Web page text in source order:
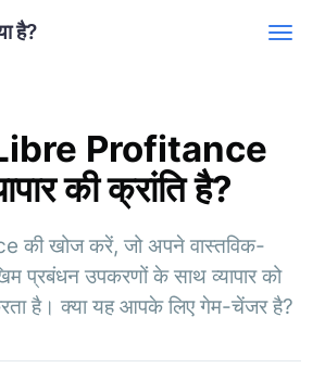
है?
Libre Profitance
की क्रांति है?
की खोज करें, जो अपने वास्तविक-
प्रबंधन उपकरणों के साथ व्यापार को
है। क्या यह आपके लिए गेम-चेंजर है?